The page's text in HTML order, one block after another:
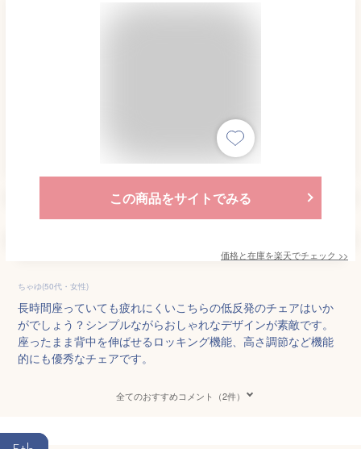
この商品をサイトでみる
価格と在庫を楽天でチェック >>
ちゃゆ(50代・女性)
長時間座っていても疲れにくいこちらの低反発のチェアはいか
がでしょう？シンプルながらおしゃれなデザインが素敵です。
座ったまま背中を伸ばせるロッキング機能、高さ調節など機能
的にも優秀なチェアです。
全てのおすすめコメント（2件）